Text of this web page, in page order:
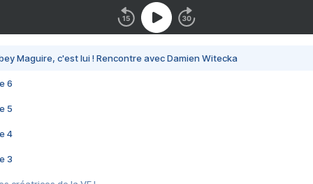
Maguire, c'est lui ! Rencontre avec Damien Witecka
6
5
4
3